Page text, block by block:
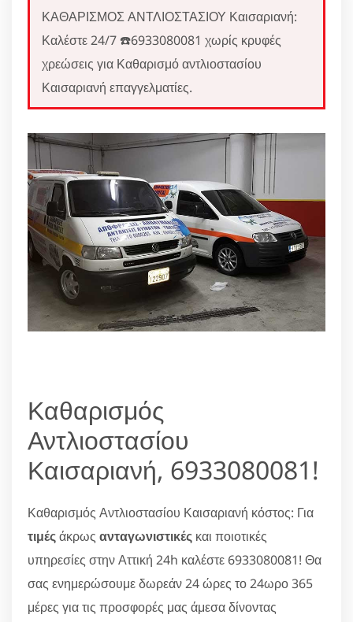
ΚΑΘΑΡΙΣΜΟΣ ΑΝΤΛΙΟΣΤΑΣΙΟΥ Καισαριανή:
Καλέστε 24/7 ☎️6933080081 χωρίς κρυφές
χρεώσεις για Καθαρισμό αντλιοστασίου
Καισαριανή επαγγελματίες.
Καθαρισμός
Αντλιοστασίου
Καισαριανή, 6933080081!
Καθαρισμός Αντλιοστασίου Καισαριανή κόστος: Για
τιμέςάκρως ανταγωνιστικές και ποιοτικές
υπηρεσίες στην Αττική 24h καλέστε 6933080081! Θα
σας ενημερώσουμε δωρεάν 24 ώρες το 24ωρο 365
μέρες για τις προσφορές μας άμεσα δίνοντας